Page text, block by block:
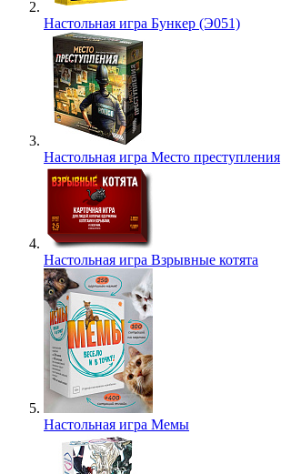
Настольная игра Бункер (Э051)
Настольная игра Место преступления
Настольная игра Взрывные котята
Настольная игра Мемы